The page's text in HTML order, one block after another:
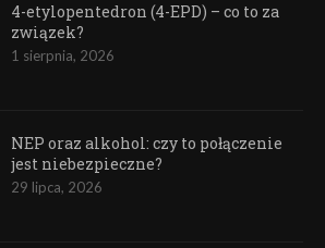
4-etylopentedron (4-EPD) – co to za
związek?
1 sierpnia, 2026
NEP oraz alkohol: czy to połączenie
jest niebezpieczne?
29 lipca, 2026